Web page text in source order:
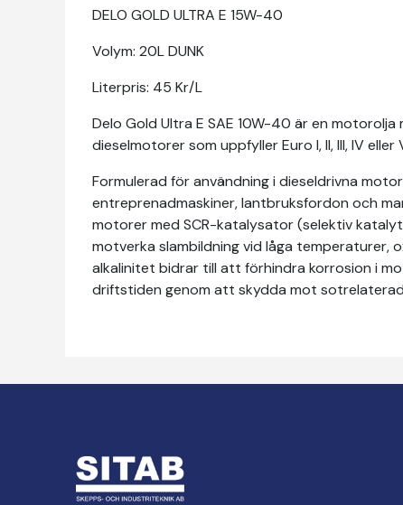
DELO GOLD ULTRA E 15W-40
Volym: 20L DUNK
Literpris: 45 Kr/L
Delo Gold Ultra E SAE 10W-40 är en
dieselmotorer som uppfyller Euro I, II, III, IV eller
Formulerad för användning i dieseldrivna
entreprenadmaskiner, lantbruksfordon och
motorer med SCR-katalysator (selektiv
motverka slambildning vid låga temperaturer,
alkalinitet bidrar till att förhindra korrosion i
driftstiden genom att skydda mot